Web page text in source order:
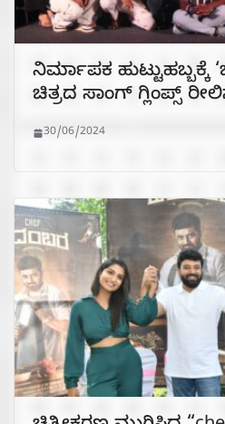
ನಿರ್ಮಾಪಕ
ಚಿತ್ರದ ಸಾಂಗ್ ಗ್ಲಿಂಪ್ಸ್
30/06/2024